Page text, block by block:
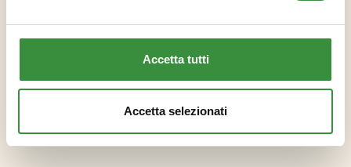
Accetta tutti
Accetta selezionati